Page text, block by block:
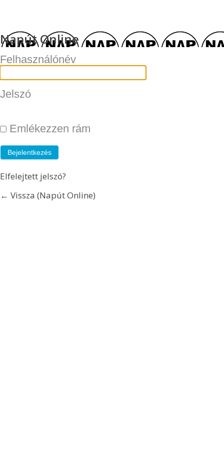
Napút Online
Felhasználónév
Jelszó
Emlékezzen rám
Elfelejtett jelszó?
← Vissza (Napút Online)